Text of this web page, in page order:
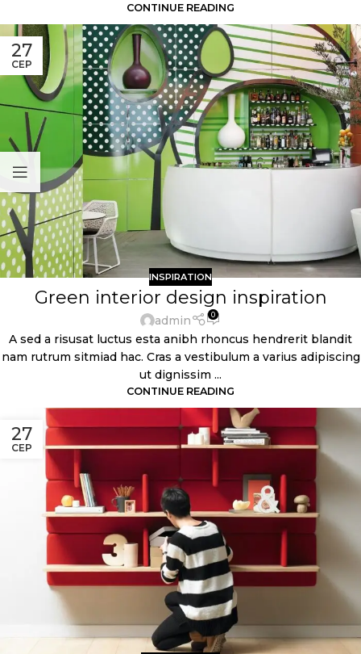
CONTINUE READING
27
СЕР
INSPIRATION
Green interior design inspiration
admin 0
A sed a risusat luctus esta anibh rhoncus hendrerit blandit
nam rutrum sitmiad hac. Cras a vestibulum a varius adipiscing
ut dignissim ...
CONTINUE READING
27
СЕР